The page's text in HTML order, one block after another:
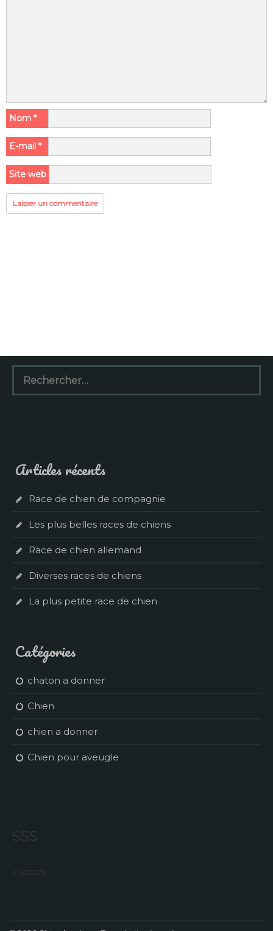
Nom *
E-mail *
Site web
Rechercher :
Articles récents
Race de chien de compagnie
Les plus belles races de chiens
Race de chien allemand
Diverses races de chiens
La plus petite race de chien
Catégories
chaton a donner
Chien
chien a donner
Chien pour aveugle
sss
a szsszs